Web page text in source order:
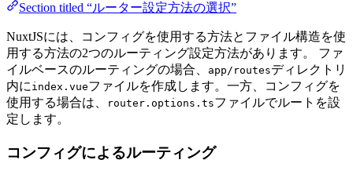
Section titled “ルーター設定方法の選択”
NuxtJSには、コンフィグを使用する方法とファイル構造を使
用する方法の2つのルーティング設定方法があります。 ファ
イルベースのルーティングの場合、
app/routesディレクトリ
内に index.vueファイルを作成します。一方、コンフィグを
使用する場合は、
router.options.tsファイルでルートを設
定します。
コンフィグによるルーティング